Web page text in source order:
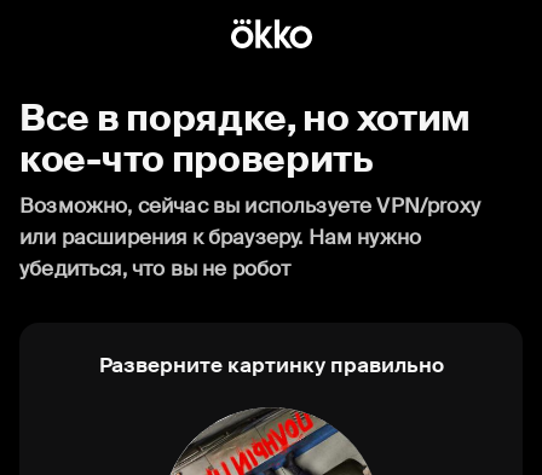
Все в порядке, но хотим
кое-что проверить
Возможно, сейчас вы используете VPN/proxy
или расширения к браузеру. Нам нужно
убедиться, что вы не робот
Разверните картинку правильно